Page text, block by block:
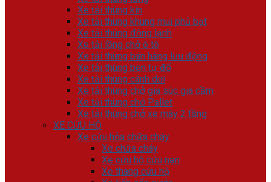
Xe tải thùng kín
Xe tải thùng khung mui phủ bạt
Xe tải thùng đông lạnh
Xe tải lồng chở ô tô
Xe tải thùng bán hàng lưu động
Xe tải thùng ben tự đổ
Xe tải thùng cánh dơi
Xe tải thùng chở gia súc gia cầm
Xe tải thùng chở Pallet
Xe tải thùng chở xe máy 2 tầng
XE CỨU HỘ
Xe cứu hỏa chữa cháy
Xe chữa cháy
Xe cứu hộ cứu nạn
Xe thang cứu hộ